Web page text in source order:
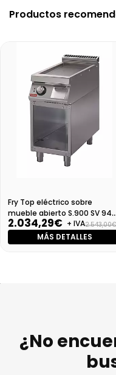
Productos
Fry Top eléctrico sobre
mueble abierto S.900 SV 94
FTES
2.034,29€ + IVA2.543,00€
MÁS DETALLES
¿No